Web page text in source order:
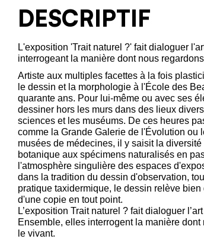
DESCRIPTIF
L'exposition 'Trait naturel ?' fait dialoguer
interrogeant la manière dont nous
Artiste aux multiples facettes à la fois
le dessin et la morphologie à l'École des
quarante ans. Pour lui-même ou avec ses
dessiner hors les murs dans des lieux
sciences et les muséums. De ces heures
comme la Grande Galerie de l'Évolution ou
musées de médecines, il y saisit la
botanique aux spécimens naturalisés en
l'atmosphère singulière des espaces
dans la tradition du dessin d'observation,
pratique taxidermique, le dessin relève
d'une copie en tout point.
L’exposition Trait naturel ? fait dialoguer
Ensemble, elles interrogent la manière
le vivant.